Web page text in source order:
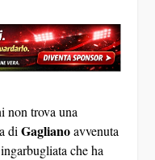
non trova una
diGaglianoavvenuta
che ha